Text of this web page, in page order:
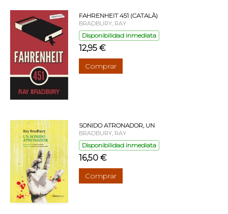
FAHRENHEIT 451 (CATALÀ)
BRADBURY, RAY
Disponibilidad inmediata
12,95 €
Comprar
SONIDO ATRONADOR, UN
BRADBURY, RAY
Disponibilidad inmediata
16,50 €
Comprar